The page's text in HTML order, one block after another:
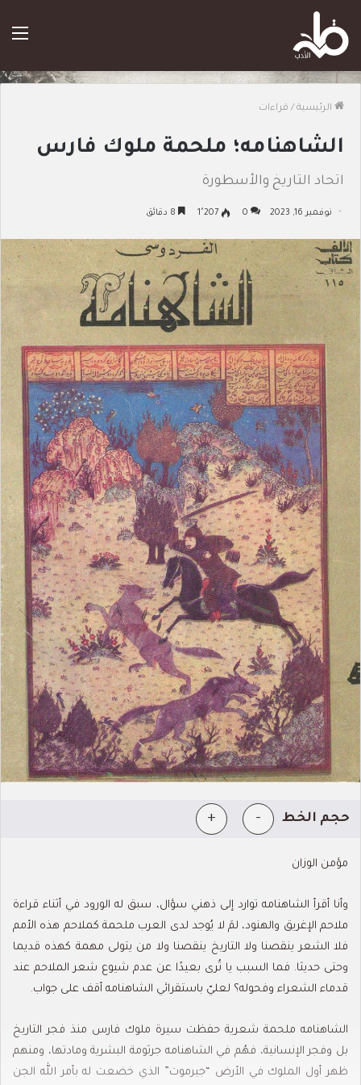
الرئيسية / قراءات
الشاهنامه؛ ملحمة ملوك فارس
اتحاد التاريخ والأسطورة
نوفمبر 16, 2023 0 1٬207
حجم الخط -
+
مؤمن الوزان
وأنا أقرأ الشاهنامه توارد إلى ذهني سؤال، سبق له الورود في أثناء قراءة
ملاحم الإغريق والهنود، لمَ لا يُوجد لدى العرب ملحمة كملاحم هذه الأمم
فلا الشعر ينقصنا ولا التاريخ ينقصنا ولا من يتولى مهمة كهذه قديما
وحتى حديثا. فما السبب يا تُرى بعيدًا عن عدم شيوع شعر الملاحم عند
قدماء الشعراء وفحوله؟ لعليّ باستقرائي الشاهنامه أقف على جواب.
الشاهنامه ملحمة شعرية حفظت سيرة ملوك فارس منذ فجر التاريخ
بل وفجر الإنسانية، فهُم في الشاهنامه جرثومة البشرية ومادتها، ومنهم
ظهر أول الملوك في الأرض “جيرموت” الذي خضعت له بأمر الله الجن